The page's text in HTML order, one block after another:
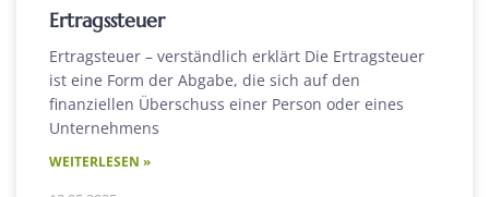
Ertragssteuer
Ertragsteuer – verständlich erklärt Die Ertragsteuer
ist eine Form der Abgabe, die sich auf den
finanziellen Überschuss einer Person oder eines
Unternehmens
WEITERLESEN »